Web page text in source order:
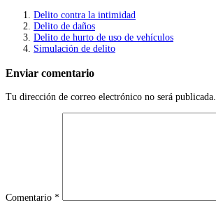
Delito contra la intimidad
Delito de daños
Delito de hurto de uso de vehículos
Simulación de delito
Enviar comentario
Tu dirección de correo electrónico no será publicada.
Comentario *